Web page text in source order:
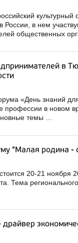
России, в нем
общественных
в
«День знаний
профессии в новом
темы …
"Малая родина -
20-21 ноября
Тема